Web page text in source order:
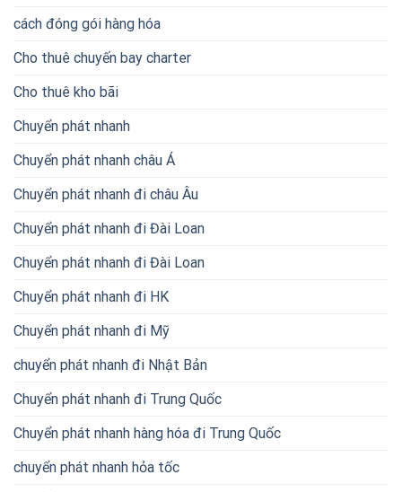
cách đóng gói hàng hóa
Cho thuê chuyến bay charter
Cho thuê kho bãi
Chuyển phát nhanh
Chuyển phát nhanh châu Á
Chuyển phát nhanh đi châu Âu
Chuyển phát nhanh đi Đài Loan
Chuyển phát nhanh đi Đài Loan
Chuyển phát nhanh đi HK
Chuyển phát nhanh đi Mỹ
chuyển phát nhanh đi Nhật Bản
Chuyển phát nhanh đi Trung Quốc
Chuyển phát nhanh hàng hóa đi Trung Quốc
chuyển phát nhanh hỏa tốc